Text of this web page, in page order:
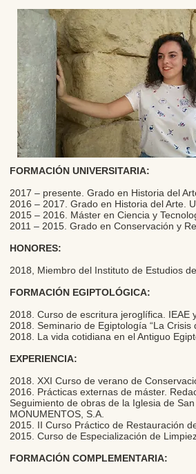
FORMACIÓN UNIVERSITARIA:
2017 – presente. Grado en Historia del
2016 – 2017. Grado en Historia del Arte.
2015 – 2016. Máster en Ciencia y
2011 – 2015. Grado en Conservación y
HONORES:
2018, Miembro del Instituto de Estudios
FORMACIÓN EGIPTOLÓGICA:
2018. Curso de escritura jeroglífica.
2018. Seminario de Egiptología “La
2018. La vida cotidiana en el Antiguo
EXPERIENCIA:
2018. XXI Curso de verano de
2016. Prácticas externas de máster.
Seguimiento de obras de la Iglesia de
MONUMENTOS, S.A.
2015. II Curso Práctico de Restauración
2015. Curso de Especialización de
FORMACIÓN COMPLEMENTARIA: